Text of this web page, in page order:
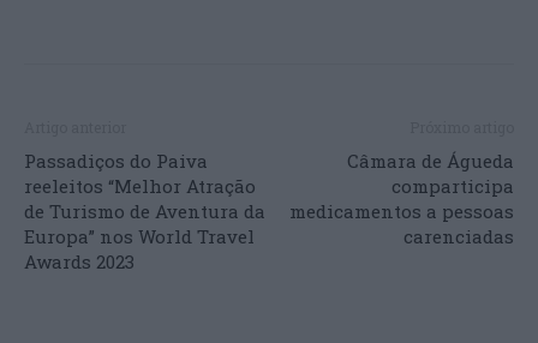
Passadiços do Paiva
reeleitos “Melhor Atração
de Turismo de Aventura da
Europa” nos World Travel
Awards 2023
Câmara de Águeda
comparticipa
medicamentos a pessoas
carenciadas